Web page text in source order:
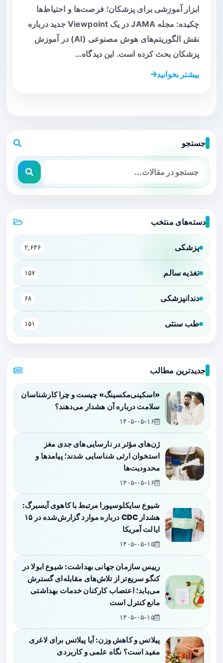
ابزار آموزشی برای پزشکان؛ فرصت‌ها و احتیاط‌ها
چکیده: مجله JAMA در یک Viewpoint جدید درباره
نقش الگوریتم‌های هوش مصنوعی (AI) در آموزش
پزشکان بحث کرده است. این دیدگاه…
بیشتر بخوانید
جستجو
دسته‌های منتخب
پزشکی ۲,۶۳۶
تغذیه سالم ۱۵۷
دندانپزشکی ۶۸
طب سنتی ۱۵۱
جدیدترین مطالب
«اسکینی‌مکسینگ» چیست و چرا کارشناسان
سلامت درباره آن هشدار می‌دهند؟
۱۴۰۵-۰۵-۱۶
ژن‌های مؤثر در نارسایی‌های جدی مغز
استخوان ارثی شناسایی شدند؛ پیامدها و
محدودیت‌ها
۱۴۰۵-۰۵-۱۶
شیوع سایکلوسپورا مرتبط با کاهوی آیسبرگ:
هشدار CDC درباره موارد گزارش‌شده در ۱۵
ایالت آمریکا
۱۴۰۵-۰۵-۱۵
رییس سازمان جهانی بهداشت: شیوع ابولا در
کنگو سریع‌تر از تلاش‌های مقابله‌ای گسترش
می‌یابد؛ اعتصاب کارکنان خدمات بهداشتی
مانع کنترل است
۱۴۰۵-۰۵-۱۵
پیلاتس و کاهش وزن: آیا پیلاتس برای لاغری
مفید است؟ نگاه علمی و کاربردی